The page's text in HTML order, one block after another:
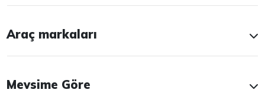
Araç markaları
Mevsime Göre